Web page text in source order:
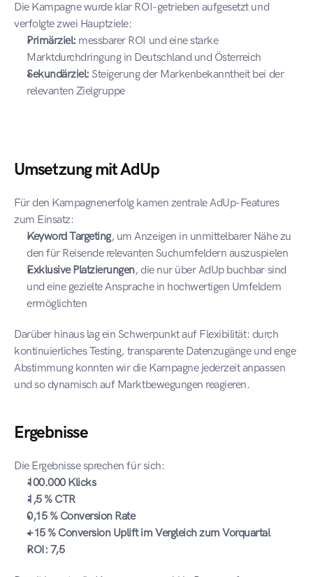
Die Kampagne wurde klar ROI-getrieben aufgesetzt und
verfolgte zwei Hauptziele:
Primärziel: messbarer ROI und eine starke
Marktdurchdringung in Deutschland und Österreich
Sekundärziel: Steigerung der Markenbekanntheit bei der
relevanten Zielgruppe
Umsetzung mit AdUp
Für den Kampagnenerfolg kamen zentrale AdUp-Features
zum Einsatz:
Keyword Targeting, um Anzeigen in unmittelbarer Nähe zu
den für Reisende relevanten Suchumfeldern auszuspielen
Exklusive Platzierungen, die nur über AdUp buchbar sind
und eine gezielte Ansprache in hochwertigen Umfeldern
ermöglichten
Darüber hinaus lag ein Schwerpunkt auf Flexibilität: durch
kontinuierliches Testing, transparente Datenzugänge und enge
Abstimmung konnten wir die Kampagne jederzeit anpassen
und so dynamisch auf Marktbewegungen reagieren.
Ergebnisse
Die Ergebnisse sprechen für sich:
100.000 Klicks
1,5 % CTR
0,15 % Conversion Rate
+15 % Conversion Uplift im Vergleich zum Vorquartal
ROI: 7,5